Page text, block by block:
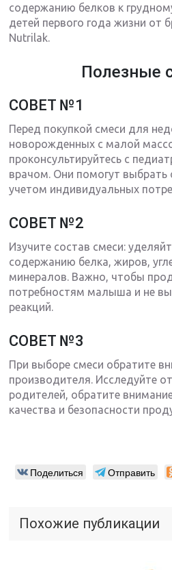
содержанию белков к
детей первого года жизни от
Nutrilak.
Полезные
СОВЕТ №1
Перед покупкой смеси для
новорожденных с малой
проконсультируйтесь с
врачом. Они помогут выбрать
учетом индивидуальных
СОВЕТ №2
Изучите состав смеси:
содержанию белка, жиров,
минералов. Важно, чтобы
потребностям малыша и не
реакций.
СОВЕТ №3
При выборе смеси обратите
производителя. Исследуйте
родителей, обратите
качества и безопасности
Поделиться Отправить
Похожие публикации